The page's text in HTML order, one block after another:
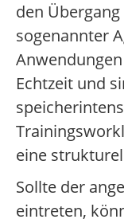
den
sogenannter
Echtzeit und
eine
Sollte der
eintreten,